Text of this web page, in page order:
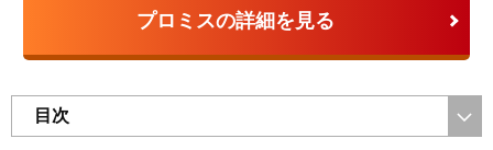
プロミスの詳細を見る
目次